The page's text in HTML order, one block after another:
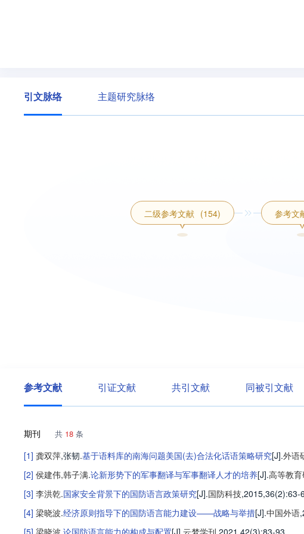
引文脉络 主题研究脉络
二级参考文献 (154) 参考文
参考文献 引证文献 共引文献 同被引文献
期刊 共 18 条
[1] 龚双萍,张韧.基于语料库的南海问题美国(去)合法化话语策略研究[J].外语
[2] 侯建伟,韩子满.论新形势下的军事翻译与军事翻译人才的培养[J].高等教
[3] 李洪乾.国家安全背景下的国防语言政策研究[J].国防科技,2015,36(2):63-
[4] 梁晓波.经济原则指导下的国防语言能力建设——战略与举措[J].中国外语
[5] 梁晓波.论国防语言能力的构成与配置[J].云梦学刊,2021,42(3):83-93.